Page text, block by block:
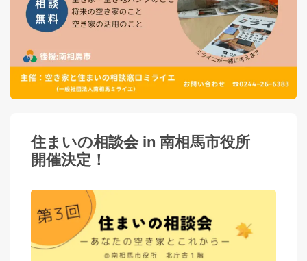
住まいの相談会 in 南相馬市役所
開催決定！